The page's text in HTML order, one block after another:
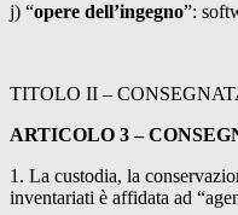
j) “opere dell’ingegno”:
TITOLO II –
ARTICOLO 3 –
1. La custodia, la
inventariati è affidata ad